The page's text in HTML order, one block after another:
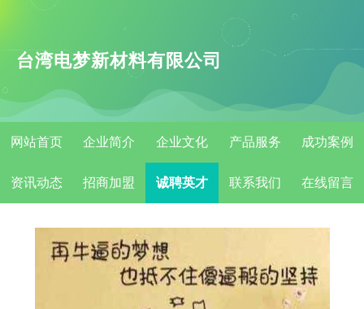
台湾电梦新材料有限公司
网站首页 企业简介 企业文化 产品服务 成功案例
资讯动态 招商加盟 诚聘英才 联系我们 在线留言